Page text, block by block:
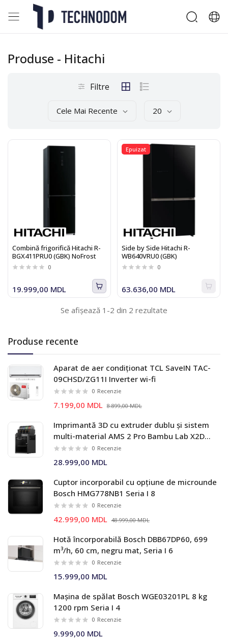
Produse recente
Aparat de aer condiționat TCL SaveIN TAC-
09CHSD/ZG11I Inverter wi-fi
0 Recenzie
7.199,00 MDL 8.899,00 MDL
Imprimantă 3D cu extruder dublu și sistem
multi-material AMS 2 Pro Bambu Lab X2D
Combo
0 Recenzie
28.999,00 MDL
Cuptor incorporabil cu opțiune de microunde
Bosch HMG778NB1 Seria I 8
0 Recenzie
42.999,00 MDL 48.999,00 MDL
Hotă încorporabilă Bosch DBB67DP60, 699
m³/h, 60 cm, negru mat, Seria I 6
0 Recenzie
15.999,00 MDL
Mașina de spălat Bosch WGE03201PL 8 kg
1200 rpm Seria I 4
0 Recenzie
9.999,00 MDL
Produse - Hitachi
Filtre
Cele Mai Recente 20
Combină frigorifică Hitachi R-
BGX411PRU0 (GBK) NoFrost
0
19.999,00 MDL
Epuizat
Side by Side Hitachi R-
WB640VRU0 (GBK)
0
63.636,00 MDL
Se afișează 1-2 din 2 rezultate